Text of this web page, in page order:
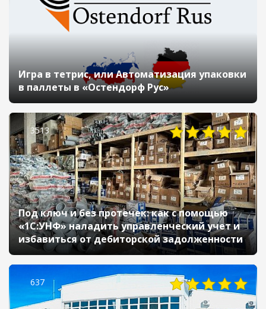
Игра в тетрис, или Автоматизация упаковки
в паллеты в «Остендорф Рус»
3513
Под ключ и без протечек: как с помощью
«1С:УНФ» наладить управленческий учет и
избавиться от дебиторской задолженности
637